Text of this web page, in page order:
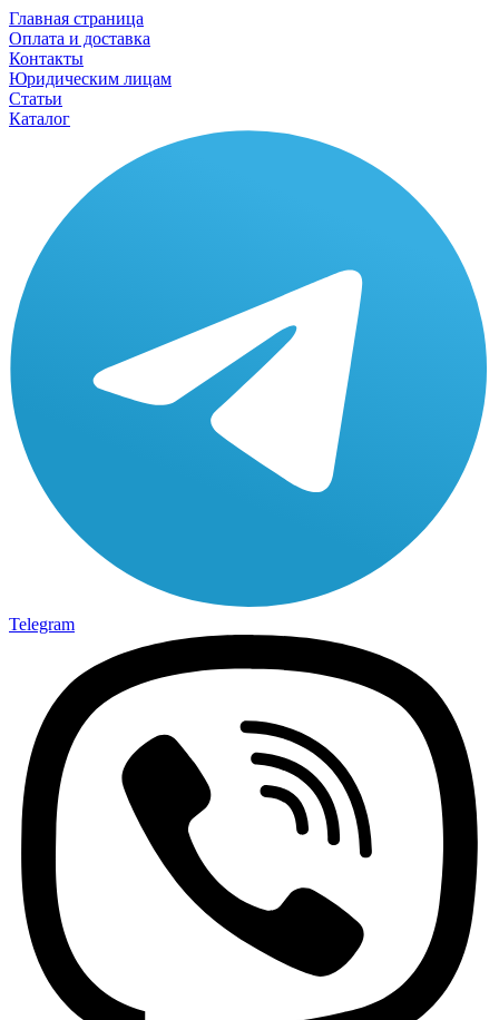
Главная страница
Оплата и доставка
Контакты
Юридическим лицам
Статьи
Каталог
Telegram